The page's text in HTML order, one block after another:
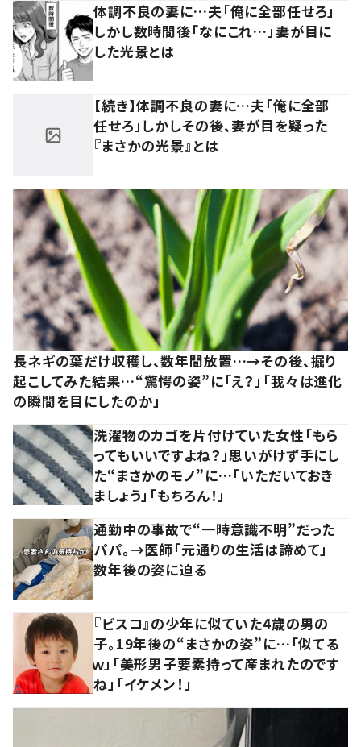
体調不良の妻に…夫「俺に全部任せろ」
しかし数時間後「なにこれ…」妻が目に
した光景とは
【続き】体調不良の妻に…夫「俺に全部
任せろ」しかしその後、妻が目を疑った
『まさかの光景』とは
長ネギの葉だけ収穫し、数年間放置…→その後、掘り
起こしてみた結果…“驚愕の姿”に「え？」「我々は進化
の瞬間を目にしたのか」
洗濯物のカゴを片付けていた女性「もら
ってもいいですよね？」思いがけず手にし
た“まさかのモノ”に…「いただいておき
ましょう」「もちろん！」
通勤中の事故で“一時意識不明”だった
パパ。→医師「元通りの生活は諦めて」
数年後の姿に迫る
『ビスコ』の少年に似ていた4歳の男の
子。19年後の“まさかの姿”に…「似てる
ｗ」「美形男子要素持って産まれたのです
ね」「イケメン！」